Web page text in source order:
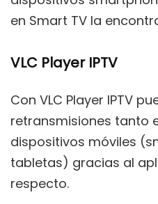
en Smart TV la
VLC Player IPTV
Con VLC Player IPTV
retransmisiones tanto
dispositivos móviles
tabletas) gracias al
respecto.